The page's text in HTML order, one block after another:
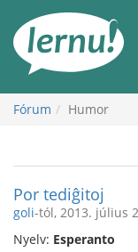
Fórum Humor
Por tediĝitoj
goli-tól, 2013. július
Nyelv: Esperanto